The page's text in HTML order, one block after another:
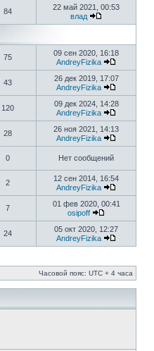
84
22 май 2021, 00:53
влад
75
09 сен 2020, 16:18
AndreyFizika
43
26 дек 2019, 17:07
AndreyFizika
120
09 дек 2024, 14:28
AndreyFizika
28
26 ноя 2021, 14:13
AndreyFizika
0 Нет сообщений
2
12 сен 2014, 16:54
AndreyFizika
7
01 фев 2020, 00:41
osipoff
24
05 окт 2020, 12:27
AndreyFizika
Часовой пояс: UTC + 4 часа